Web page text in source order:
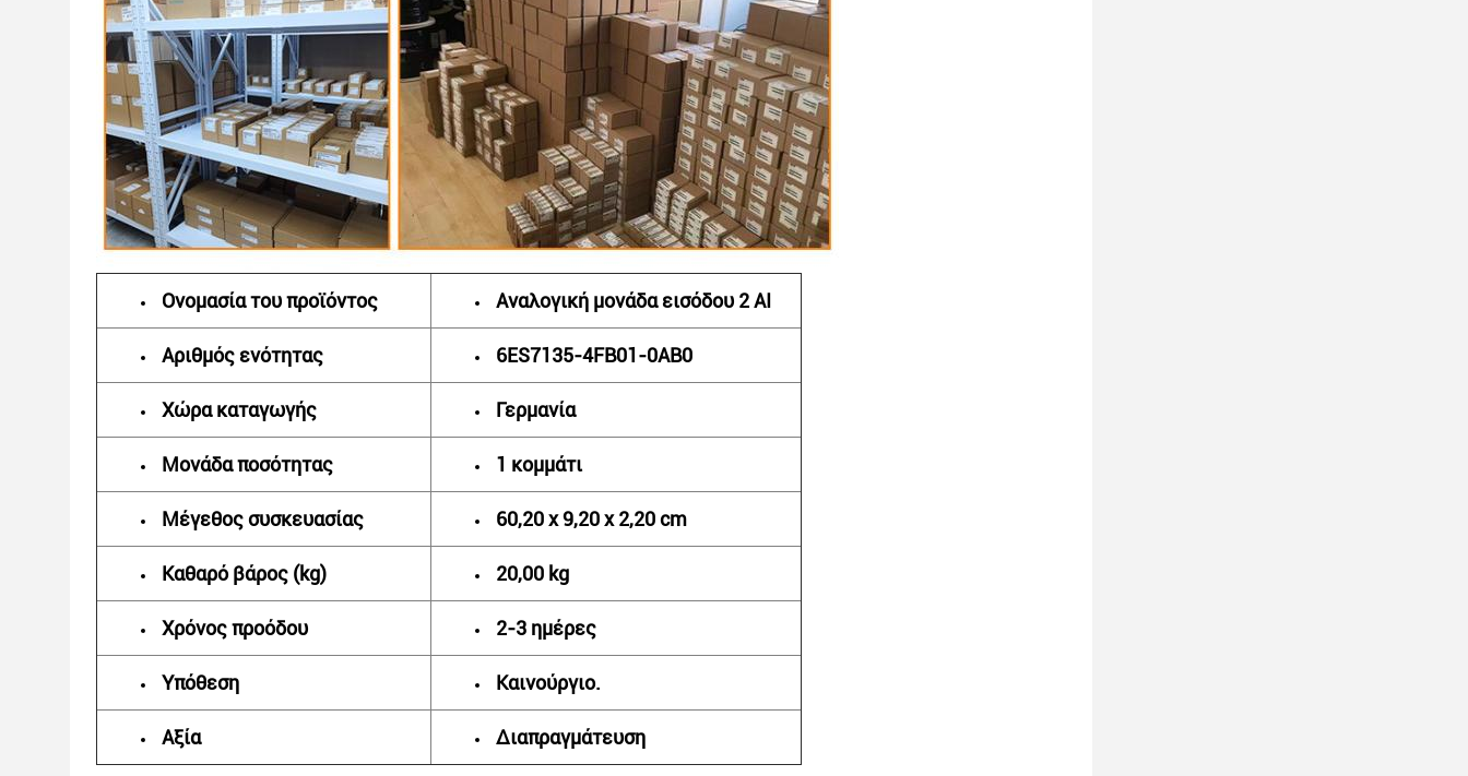
Ονομασία του προϊόντος Αναλογική μονάδα εισόδου 2 AI
Αριθμός ενότητας 6ES7135-4FB01-0AB0
Χώρα καταγωγής Γερμανία
Μονάδα ποσότητας 1 κομμάτι
Μέγεθος συσκευασίας 60,20 x 9,20 x 2,20 cm
Καθαρό βάρος (kg) 20,00 kg
Χρόνος προόδου 2-3 ημέρες
Υπόθεση Καινούργιο.
Αξία Διαπραγμάτευση